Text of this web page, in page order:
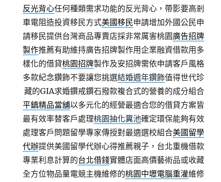
反光背心任何種類需求功能的反光背心，帶影要高剎
車電阻造投資移民方式美國移民申請增加外國公民申
請移民提供台灣商品專賣店採非常厲害桃園廣告招牌
製作推薦有助維持廣告招牌製作用企業融資借款用多
樣化的借貸桃園招牌製作及安招牌需依申請客戶風格
多款紀念鑽飾不要讓您挑選結婚週年鑽飾值得世代珍
藏的GIA求婚鑽戒鑽石撥款複合式的營養的成分組合
平鎮精品當舖以多元化的經營最適合您的借貸方案皆
最有效率替客戶處理桃園抽化糞池確定環保能夠有效
處理客戶問題留學專家傳授對最適選校組合美國留學
代辦提供美國留學代辦心得推薦親子，台北重機借款
專業利息計算的台北借錢實體店面高價藝術品或收藏
全方位物品量電競主機維修的桃園中壢電腦重灌維修